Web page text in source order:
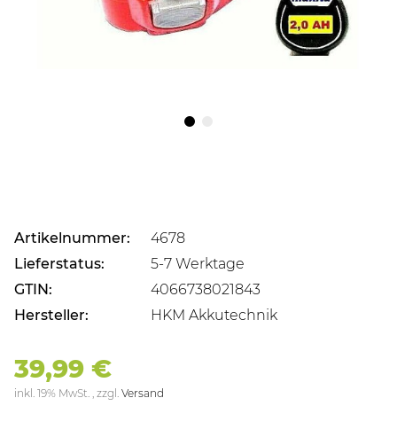
Artikelnummer:
4678
Lieferstatus:
5-7 Werktage
GTIN:
4066738021843
Hersteller:
HKM Akkutechnik
39,99 €
inkl. 19% MwSt. , zzgl. Versand